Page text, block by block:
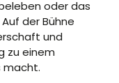
oder das
der Bühne
und
zu einem
macht.